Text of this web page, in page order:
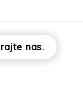
nas.